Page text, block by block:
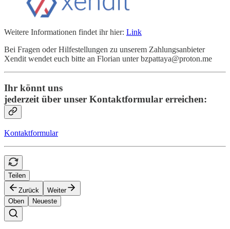
Weitere Informationen findet ihr hier: Link
Bei Fragen oder Hilfestellungen zu unserem Zahlungsanbieter
Xendit wendet euch bitte an Florian unter bzpattaya@proton.me
Ihr könnt uns
jederzeit über unser Kontaktformular erreichen:
Kontaktformular
Teilen
Zurück
Weiter
Oben
Neueste